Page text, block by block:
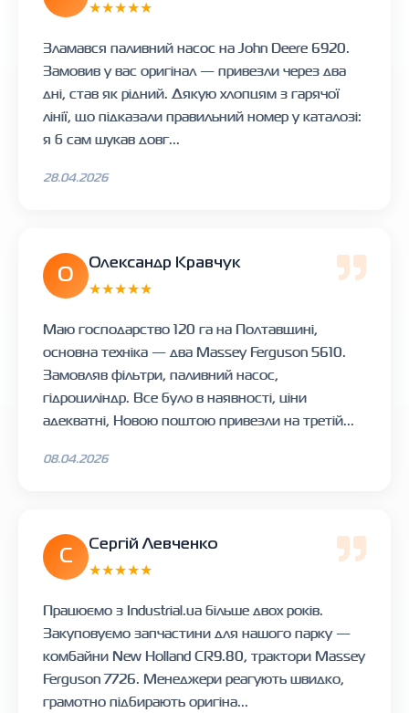
★★★★★
Зламався паливний насос на John Deere 6920.
Замовив у вас оригінал — привезли через два
дні, став як рідний. Дякую хлопцям з гарячої
лінії, що підказали правильний номер у каталозі:
я б сам шукав довг...
28.04.2026
О
Олександр Кравчук
★★★★★
Маю господарство 120 га на Полтавщині,
основна техніка — два Massey Ferguson 5610.
Замовляв фільтри, паливний насос,
гідроциліндр. Все було в наявності, ціни
адекватні, Новою поштою привезли на третій...
08.04.2026
С
Сергій Левченко
★★★★★
Працюємо з Industrial.ua більше двох років.
Закуповуємо запчастини для нашого парку —
комбайни New Holland CR9.80, трактори Massey
Ferguson 7726. Менеджери реагують швидко,
грамотно підбирають оригіна...